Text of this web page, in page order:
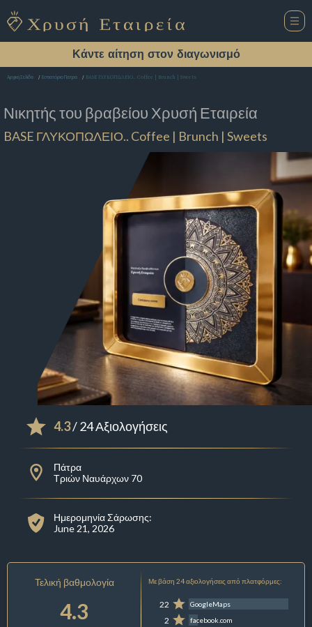
Κάντε αίτηση στον διαγωνισμό
Αρχική Σελίδα Εστιατόριο Πατρα BASE ΓΛΥΚΟΠΩΛΕΙΟ.. Coffee | Brunch | Sweets
Νικητής του βραβείου Χρυσή Εταιρεία
BASE ΓΛΥΚΟΠΩΛΕΙΟ.. Coffee | Brunch | Sweets
4.3/ 24 Αξιολογήσεις
Πάτρα
Τριών Ναυάρχων 70
Ημερομηνία Σάρωσης:
June 21, 2026
Τελική βαθμολογία
4.3
Με βάση 24 αξιολογήσεις από πλατφόρμες:
22 GoogleMaps
2 facebook.com